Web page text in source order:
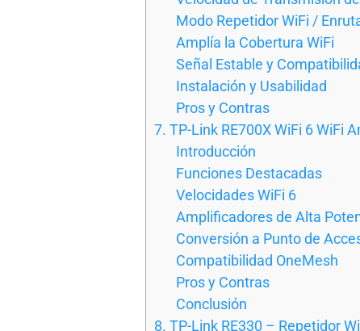
Modo Repetidor WiFi /
Amplía la Cobertura WiFi
Señal Estable y
Instalación y Usabilidad
Pros y Contras
7. TP-Link RE700X WiFi 6 WiFi
Introducción
Funciones Destacadas
Velocidades WiFi 6
Amplificadores de Alta
Conversión a Punto de
Compatibilidad OneMesh
Pros y Contras
Conclusión
8. TP-Link RE330 – Repetidor